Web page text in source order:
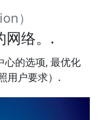
）
网络。.
心的选项, 最优化
用户要求）.